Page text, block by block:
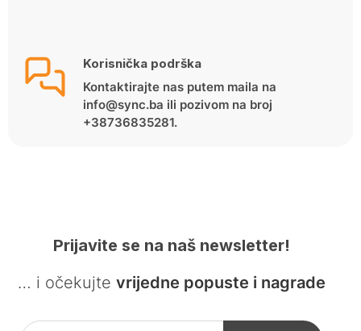
Korisnička podrška
Kontaktirajte nas putem maila na
info@sync.ba ili pozivom na broj
+38736835281.
Prijavite se na naš newsletter!
… i očekujte vrijedne popuste i nagrade